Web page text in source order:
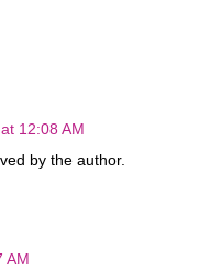
12:08 AM
by the author.
AM